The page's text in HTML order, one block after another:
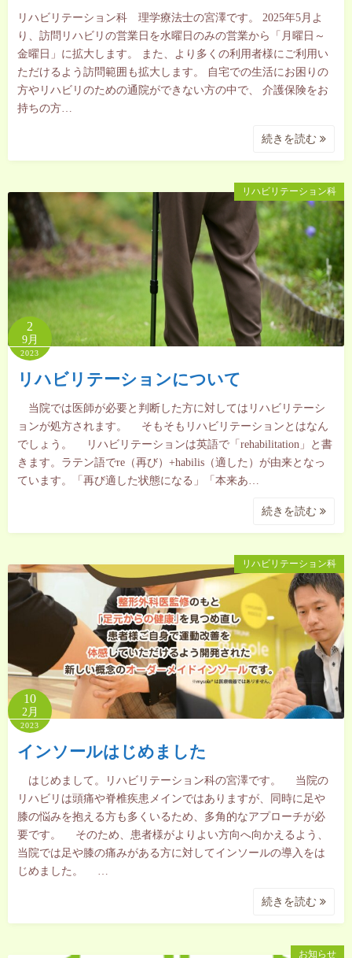
リハビリテーション科 理学療法士の宮澤です。 2025年5月よ
り、訪問リハビリの営業日を水曜日のみの営業から「月曜日～
金曜日」に拡大します。 また、より多くの利用者様にご利用い
ただけるよう訪問範囲も拡大します。 自宅での生活にお困りの
方やリハビリのための通院ができない方の中で、 介護保険をお
持ちの方…
続きを読む
リハビリテーション科
2
9月
2023
リハビリテーションについて
当院では医師が必要と判断した方に対してはリハビリテーシ
ョンが処方されます。 そもそもリハビリテーションとはなん
でしょう。 リハビリテーションは英語で「rehabilitation」と書
きます。ラテン語でre（再び）+habilis（適した）が由来となっ
ています。「再び適した状態になる」「本来あ…
続きを読む
リハビリテーション科
10
2月
2023
インソールはじめました
はじめまして。リハビリテーション科の宮澤です。 当院の
リハビリは頭痛や脊椎疾患メインではありますが、同時に足や
膝の悩みを抱える方も多くいるため、多角的なアプローチが必
要です。 そのため、患者様がよりよい方向へ向かえるよう、
当院では足や膝の痛みがある方に対してインソールの導入をは
じめました。 …
続きを読む
お知らせ